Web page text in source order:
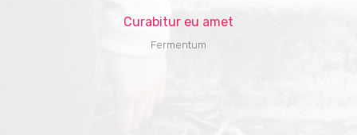
Curabitur eu amet
Fermentum